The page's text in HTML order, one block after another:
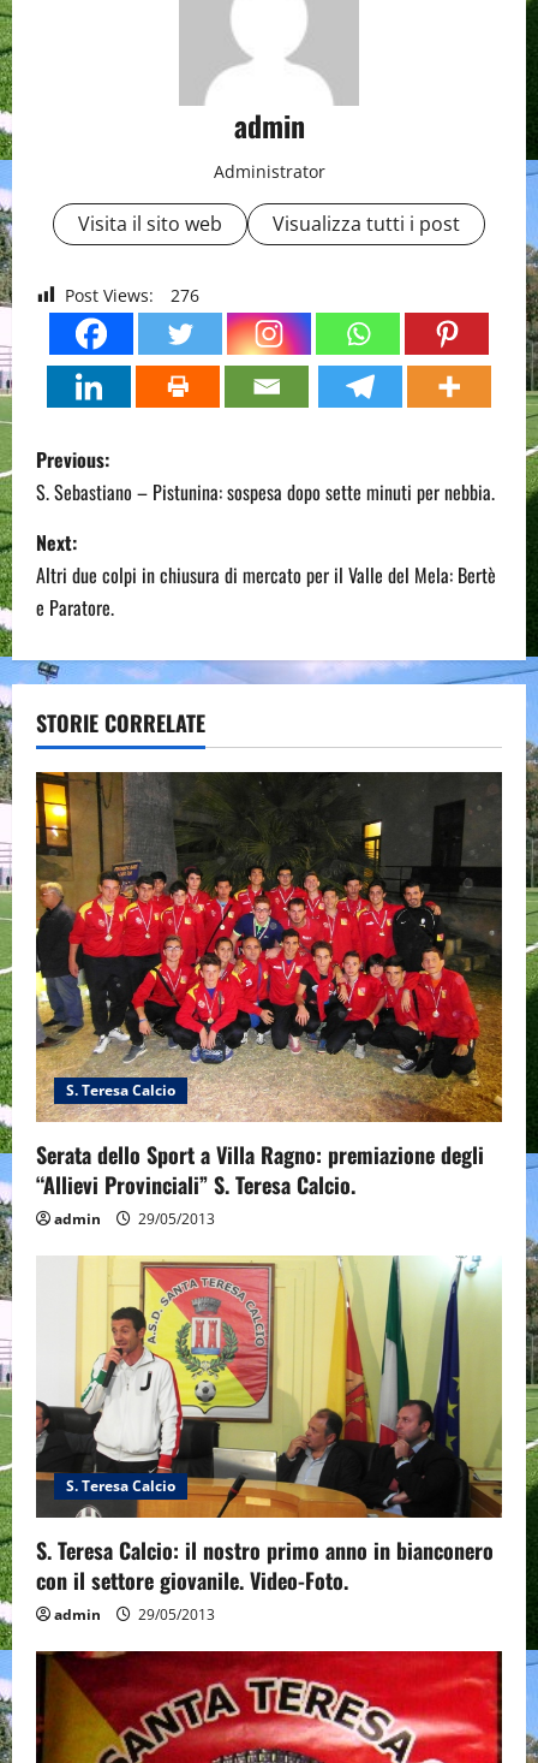
admin
Administrator
Visita il sito web Visualizza tutti i post
Post Views: 276
P
o
s
t
n
a
v
i
g
a
t
i
o
n
Previous:
S. Sebastiano – Pistunina: sospesa dopo sette minuti per nebbia.
Next:
Altri due colpi in chiusura di mercato per il Valle del Mela: Bertè
e Paratore.
STORIE CORRELATE
S. Teresa Calcio
Serata dello Sport a Villa Ragno: premiazione degli
“Allievi Provinciali” S. Teresa Calcio.
admin 29/05/2013
S. Teresa Calcio
S. Teresa Calcio: il nostro primo anno in bianconero
con il settore giovanile. Video-Foto.
admin 29/05/2013